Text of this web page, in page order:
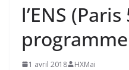
l’ENS (Paris
1 avril 2018 HXMai